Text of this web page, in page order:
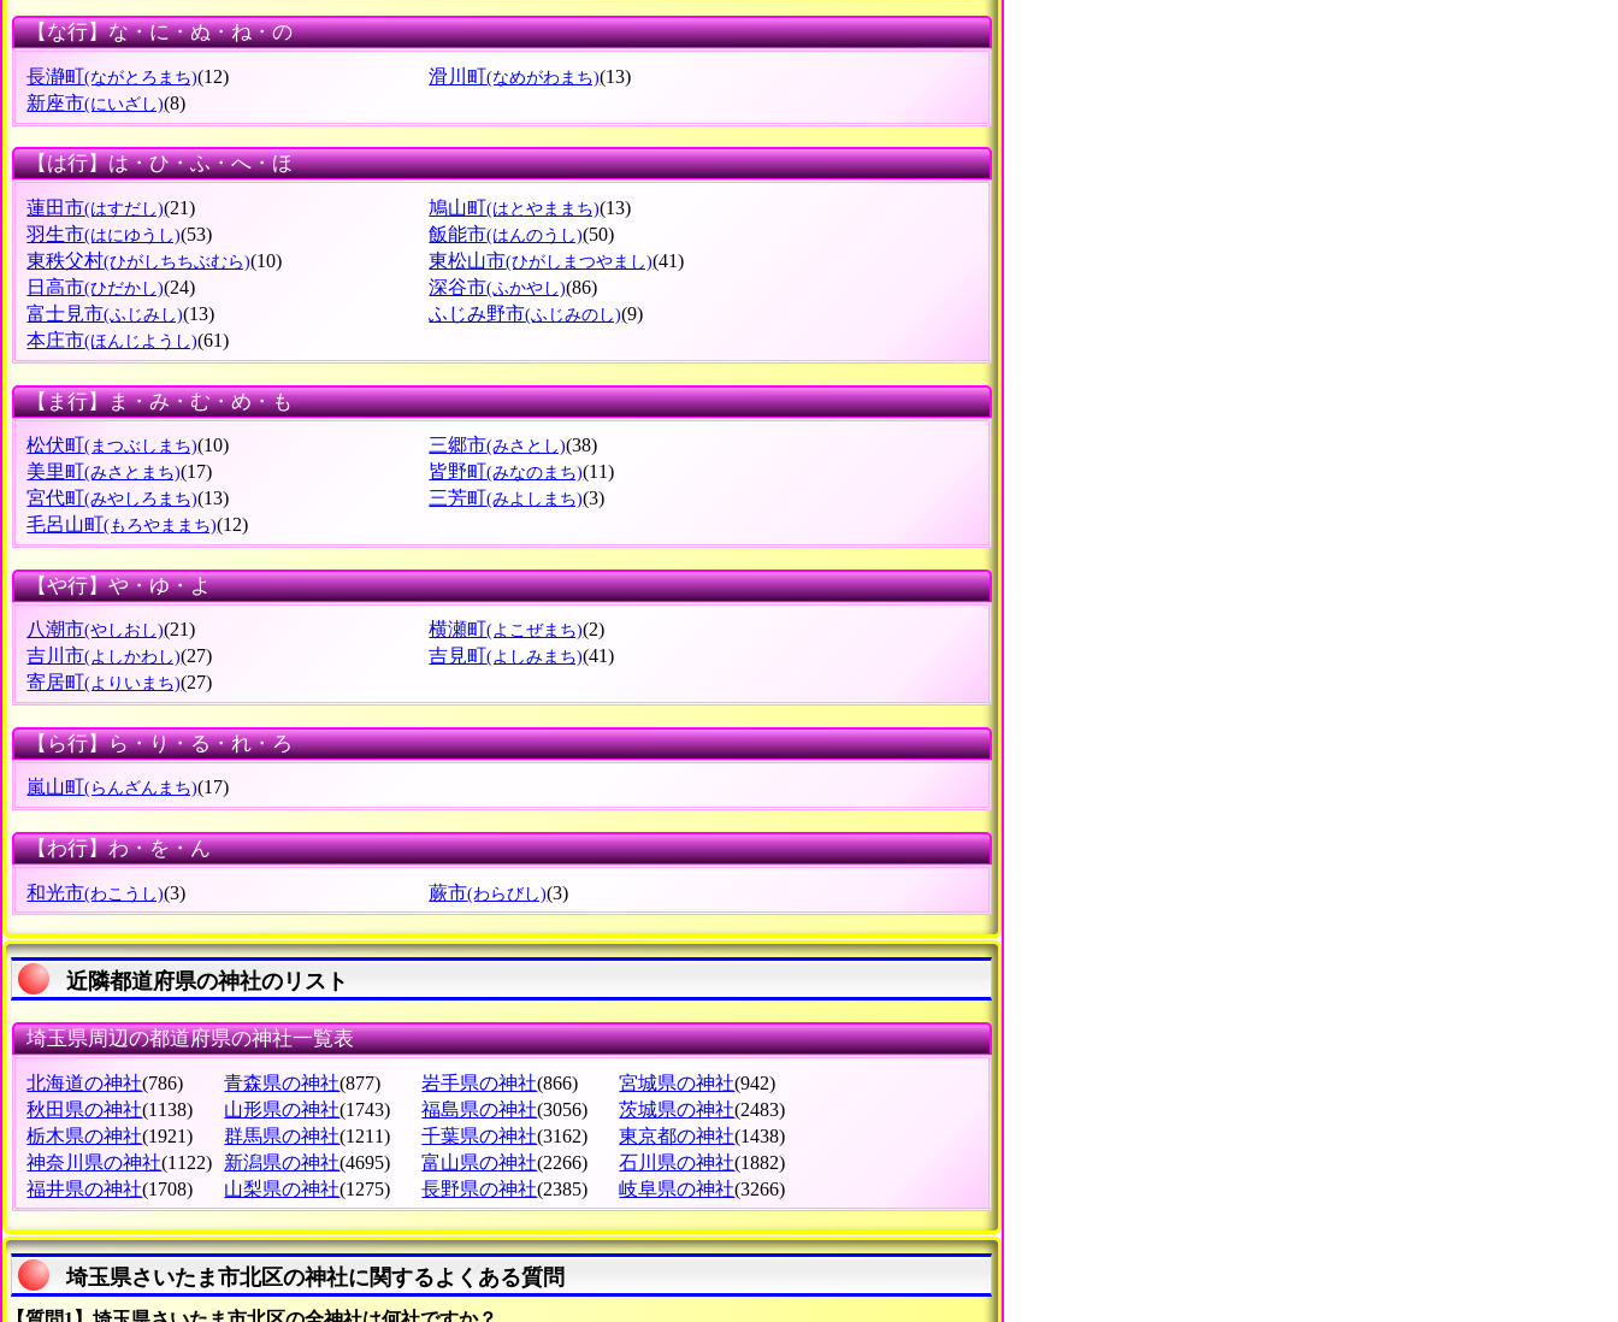
【な行】な・に・ぬ・ね・の
長瀞町(ながとろまち)(12) 滑川町(なめがわまち)(13)
新座市(にいざし)(8)
【は行】は・ひ・ふ・へ・ほ
蓮田市(はすだし)(21) 鳩山町(はとやままち)(13)
羽生市(はにゆうし)(53) 飯能市(はんのうし)(50)
東秩父村(ひがしちちぶむら)(10) 東松山市(ひがしまつやまし)(41)
日高市(ひだかし)(24) 深谷市(ふかやし)(86)
富士見市(ふじみし)(13) ふじみ野市(ふじみのし)(9)
本庄市(ほんじようし)(61)
【ま行】ま・み・む・め・も
松伏町(まつぶしまち)(10) 三郷市(みさとし)(38)
美里町(みさとまち)(17) 皆野町(みなのまち)(11)
宮代町(みやしろまち)(13) 三芳町(みよしまち)(3)
毛呂山町(もろやままち)(12)
【や行】や・ゆ・よ
八潮市(やしおし)(21) 横瀬町(よこぜまち)(2)
吉川市(よしかわし)(27) 吉見町(よしみまち)(41)
寄居町(よりいまち)(27)
【ら行】ら・り・る・れ・ろ
嵐山町(らんざんまち)(17)
【わ行】わ・を・ん
和光市(わこうし)(3) 蕨市(わらびし)(3)
近隣都道府県の神社のリスト
埼玉県周辺の都道府県の神社一覧表
北海道の神社(786) 青森県の神社(877) 岩手県の神社(866) 宮城県の神社(942)
秋田県の神社(1138) 山形県の神社(1743) 福島県の神社(3056) 茨城県の神社(2483)
栃木県の神社(1921) 群馬県の神社(1211) 千葉県の神社(3162) 東京都の神社(1438)
神奈川県の神社(1122) 新潟県の神社(4695) 富山県の神社(2266) 石川県の神社(1882)
福井県の神社(1708) 山梨県の神社(1275) 長野県の神社(2385) 岐阜県の神社(3266)
埼玉県さいたま市北区の神社に関するよくある質問